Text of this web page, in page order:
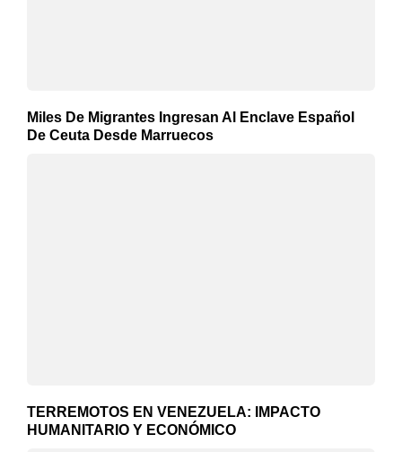
Miles De Migrantes Ingresan Al Enclave Español
De Ceuta Desde Marruecos
TERREMOTOS EN VENEZUELA: IMPACTO
HUMANITARIO Y ECONÓMICO